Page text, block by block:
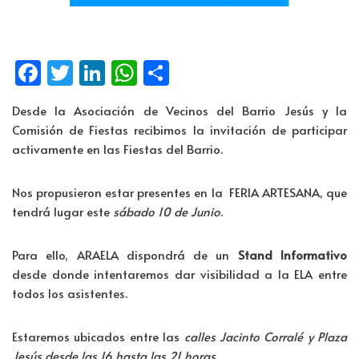
Fa
ce
b
o
k
T
wi
tt
er
Li
n
k
e
n
W
h
at
s
p
p
o
m
p
tir
Desde la Asociación de Vecinos del Barrio Jesús y la
Comisión de Fiestas recibimos la invitación de participar
activamente en las Fiestas del Barrio.
Nos propusieron estar presentes en la FERIA ARTESANA, que
tendrá lugar este sábado 10 de Junio.
Para ello, ARAELA dispondrá de un Stand Informativo
desde donde intentaremos dar visibilidad a la ELA entre
todos los asistentes.
Estaremos ubicados entre las calles Jacinto Corralé y Plaza
Jesús desde las 16 hasta las 21 horas.